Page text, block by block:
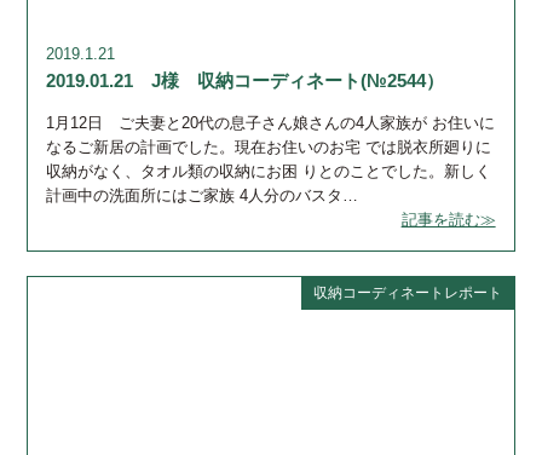
2019.1.21
2019.01.21 J様 収納コーディネート(№2544）
1月12日 ご夫妻と20代の息子さん娘さんの4人家族が お住いに
なるご新居の計画でした。現在お住いのお宅 では脱衣所廻りに
収納がなく、タオル類の収納にお困 りとのことでした。新しく
計画中の洗面所にはご家族 4人分のバスタ…
記事を読む≫
収納コーディネートレポート